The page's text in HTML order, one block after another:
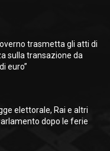
trasmetta gli atti di
sulla transazione da
euro”
elettorale, Rai e altri
dopo le ferie